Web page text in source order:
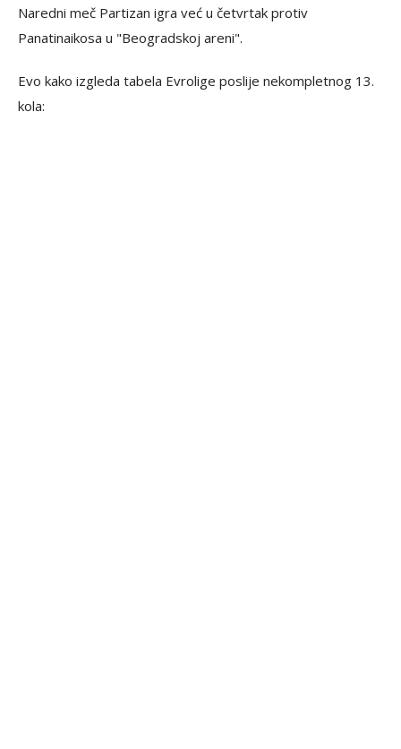
Naredni meč Partizan igra već u četvrtak protiv
Panatinaikosa u "Beogradskoj areni".
Evo kako izgleda tabela Evrolige poslije nekompletnog 13.
kola: